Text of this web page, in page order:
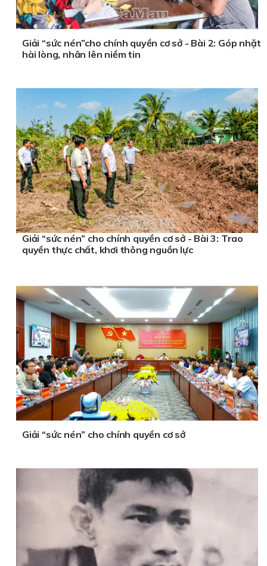
Giải “sức nén”cho chính quyền cơ sở - Bài 2: Góp nhặt
hài lòng, nhân lên niềm tin
Giải “sức nén” cho chính quyền cơ sở - Bài 3: Trao
quyền thực chất, khơi thông nguồn lực
Giải “sức nén” cho chính quyền cơ sở